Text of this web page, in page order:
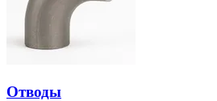
Отводы